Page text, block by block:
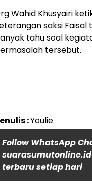
Wahid Khusyairi
saksi
tahu soal
tersebut.
:Youlie
Follow WhatsApp
terbaru setiap hari